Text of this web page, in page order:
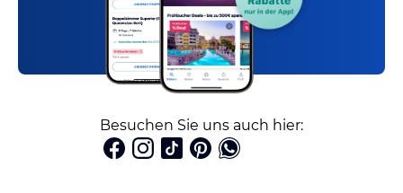
Besuchen Sie uns auch hier: